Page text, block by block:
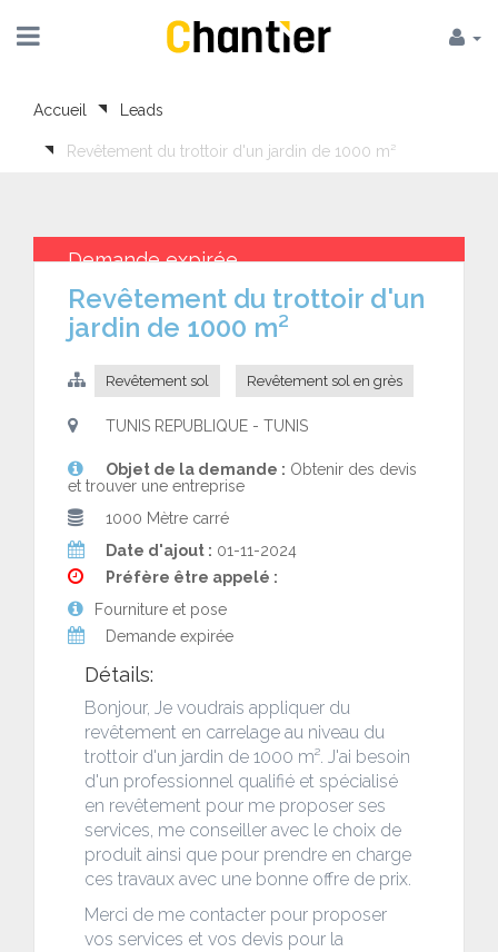
Accueil Leads
Revêtement du trottoir d'un jardin de 1000 m²
Demande expirée
Revêtement du trottoir d'un
jardin de 1000 m²
Revêtement sol Revêtement sol en grès
TUNIS REPUBLIQUE - TUNIS
Objet de la demande : Obtenir des devis
et trouver une entreprise
1000 Mètre carré
Date d'ajout : 01-11-2024
Préfère être appelé :
Fourniture et pose
Demande expirée
Détails:
Bonjour, Je voudrais appliquer du
revêtement en carrelage au niveau du
trottoir d'un jardin de 1000 m². J'ai besoin
d'un professionnel qualifié et spécialisé
en revêtement pour me proposer ses
services, me conseiller avec le choix de
produit ainsi que pour prendre en charge
ces travaux avec une bonne offre de prix.
Merci de me contacter pour proposer
vos services et vos devis pour la